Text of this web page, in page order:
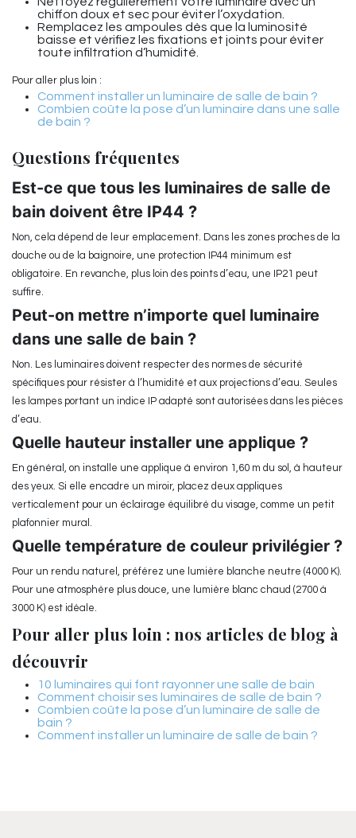
chiffon doux et sec pour éviter l’oxydation.
Remplacez les ampoules dès que la luminosité
baisse et vérifiez les fixations et joints pour éviter
toute infiltration d’humidité.
Pour aller plus loin :
Comment installer un luminaire de salle de bain ?
Combien coûte la pose d’un luminaire dans une salle
de bain ?
Questions fréquentes
Est-ce que tous les luminaires de salle de
bain doivent être IP44 ?
Non, cela dépend de leur emplacement. Dans les zones proches de la
douche ou de la baignoire, une protection IP44 minimum est
obligatoire. En revanche, plus loin des points d’eau, une IP21 peut
suffire.
Peut-on mettre n’importe quel luminaire
dans une salle de bain ?
Non. Les luminaires doivent respecter des normes de sécurité
spécifiques pour résister à l’humidité et aux projections d’eau. Seules
les lampes portant un indice IP adapté sont autorisées dans les pièces
d’eau.
Quelle hauteur installer une applique ?
En général, on installe une applique à environ 1,60 m du sol, à hauteur
des yeux. Si elle encadre un miroir, placez deux appliques
verticalement pour un éclairage équilibré du visage, comme un petit
plafonnier mural.
Quelle température de couleur privilégier ?
Pour un rendu naturel, préférez une lumière blanche neutre (4000 K).
Pour une atmosphère plus douce, une lumière blanc chaud (2700 à
3000 K) est idéale.
Pour aller plus loin : nos articles de blog à
découvrir
10 luminaires qui font rayonner une salle de bain
Comment choisir ses luminaires de salle de bain ?
Combien coûte la pose d’un luminaire de salle de
bain ?
Comment installer un luminaire de salle de bain ?